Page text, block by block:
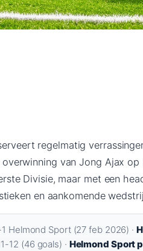
regelmatig
van Jong Ajax
Divisie, maar met een
en aankomende
Helmond Sport (27 feb 2026) ·
12 (46 goals) · Helmond Sport